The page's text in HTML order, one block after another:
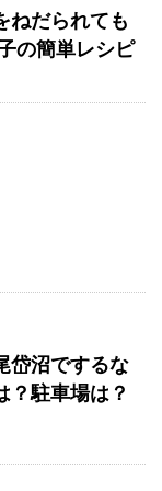
ねだられても
の簡単レシピ
岱沼でするな
？駐車場は？